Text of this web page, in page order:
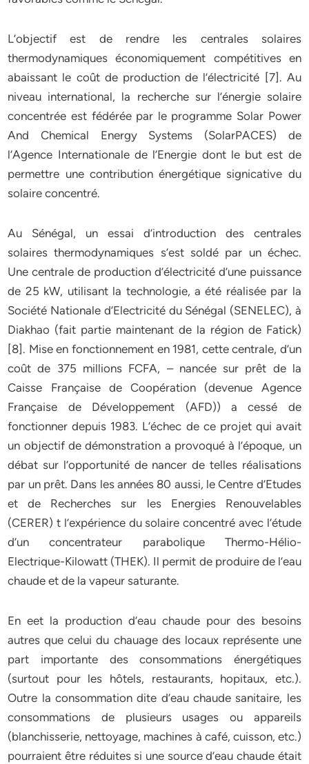
L’objectif est de rendre les centrales solaires
thermodynamiques économiquement compétitives en
abaissant le coût de production de l’électricité [7]. Au
niveau international, la recherche sur l’énergie solaire
concentrée est fédérée par le programme Solar Power
And Chemical Energy Systems (SolarPACES) de
l’Agence Internationale de l’Energie dont le but est de
permettre une contribution énergétique signicative du
solaire concentré.
Au Sénégal, un essai d’introduction des centrales
solaires thermodynamiques s’est soldé par un échec.
Une centrale de production d’électricité d’une puissance
de 25 kW, utilisant la technologie, a été réalisée par la
Société Nationale d’Electricité du Sénégal (SENELEC), à
Diakhao (fait partie maintenant de la région de Fatick)
[8]. Mise en fonctionnement en 1981, cette centrale, d’un
coût de 375 millions FCFA, – nancée sur prêt de la
Caisse Française de Coopération (devenue Agence
Française de Développement (AFD)) a cessé de
fonctionner depuis 1983. L’échec de ce projet qui avait
un objectif de démonstration a provoqué à l’époque, un
débat sur l’opportunité de nancer de telles réalisations
par un prêt. Dans les années 80 aussi, le Centre d’Etudes
et de Recherches sur les Energies Renouvelables
(CERER) t l’expérience du solaire concentré avec l’étude
d’un concentrateur parabolique Thermo-Hélio-
Electrique-Kilowatt (THEK). Il permit de produire de l’eau
chaude et de la vapeur saturante.
En eet la production d’eau chaude pour des besoins
autres que celui du chauage des locaux représente une
part importante des consommations énergétiques
(surtout pour les hôtels, restaurants, hopitaux, etc.).
Outre la consommation dite d’eau chaude sanitaire, les
consommations de plusieurs usages ou appareils
(blanchisserie, nettoyage, machines à café, cuisson, etc.)
pourraient être réduites si une source d’eau chaude était